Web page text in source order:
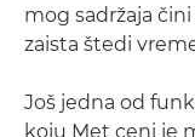
mog sadržaja
zaista štedi
Još jedna od
koju Met ceni je